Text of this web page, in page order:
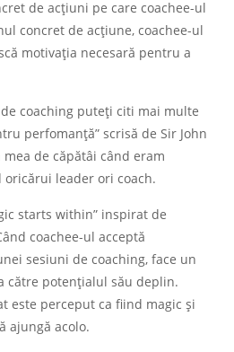
de acțiuni pe care coachee-ul
concret de acțiune, coachee-ul
motivația necesară pentru a
coaching puteți citi mai multe
perfomanță” scrisă de Sir John
de căpătâi când eram
oricărui leader ori coach.
starts within” inspirat de
coachee-ul acceptă
sesiuni de coaching, face un
către potențialul său deplin.
este perceput ca fiind magic și
ajungă acolo.